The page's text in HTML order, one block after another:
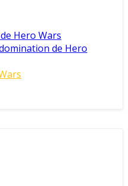
Hero Wars
de Hero